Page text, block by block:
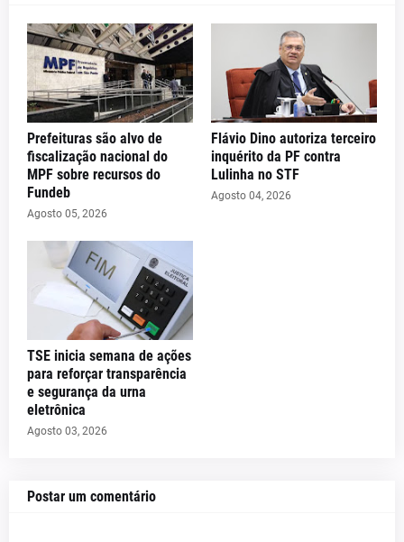
Prefeituras são alvo de
fiscalização nacional do
MPF sobre recursos do
Fundeb
Agosto 05, 2026
Flávio Dino autoriza terceiro
inquérito da PF contra
Lulinha no STF
Agosto 04, 2026
TSE inicia semana de ações
para reforçar transparência
e segurança da urna
eletrônica
Agosto 03, 2026
Postar um comentário